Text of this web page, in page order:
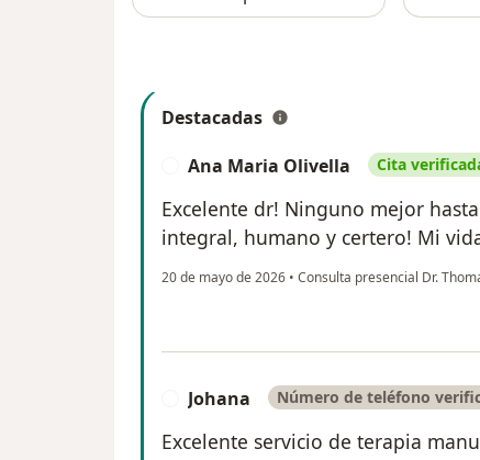
Destacadas
Ana Maria Olivella Cita
Excelente dr! Ninguno mejor
integral, humano y certero! Mi
20 de mayo de 2026 • Consulta presencial Dr.
Johana Número de teléfono
Excelente servicio de terapia